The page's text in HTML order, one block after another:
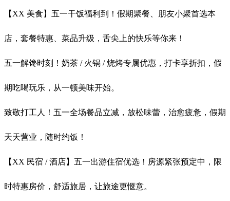
【XX 美食】五一干饭福利到！假期聚餐、朋友小聚首选本
店，套餐特惠、菜品升级，舌尖上的快乐等你来！
五一解馋时刻！奶茶 / 火锅 / 烧烤专属优惠，打卡享折扣，假
期吃喝玩乐，从一顿美味开始。
致敬打工人！五一全场餐品立减，放松味蕾，治愈疲惫，假期
天天营业，随时约饭！
【XX 民宿 / 酒店】五一出游住宿优选！房源紧张预定中，限
时特惠房价，舒适旅居，让旅途更惬意。